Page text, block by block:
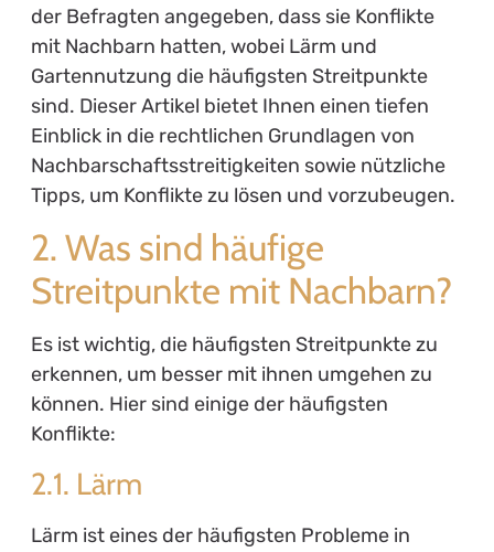
der Befragten angegeben, dass sie Konflikte
mit Nachbarn hatten, wobei Lärm und
Gartennutzung die häufigsten Streitpunkte
sind. Dieser Artikel bietet Ihnen einen tiefen
Einblick in die rechtlichen Grundlagen von
Nachbarschaftsstreitigkeiten sowie nützliche
Tipps, um Konflikte zu lösen und vorzubeugen.
2. Was sind häufige
Streitpunkte mit Nachbarn?
Es ist wichtig, die häufigsten Streitpunkte zu
erkennen, um besser mit ihnen umgehen zu
können. Hier sind einige der häufigsten
Konflikte:
2.1. Lärm
Lärm ist eines der häufigsten Probleme in